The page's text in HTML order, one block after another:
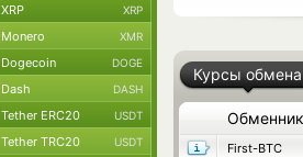
Курсы обмена
Обменник
First-BTC
XRP XRP
Monero XMR
Dogecoin DOGE
Dash DASH
Tether ERC20 USDT
Tether TRC20 USDT